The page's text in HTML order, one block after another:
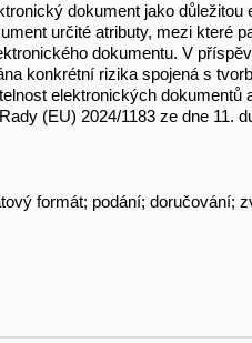
dokument jako
určité atributy, mezi které
dokumentu. V
konkrétní rizika spojená s
elektronických
(EU) 2024/1183 ze dne 11.
formát; podání; doručování;